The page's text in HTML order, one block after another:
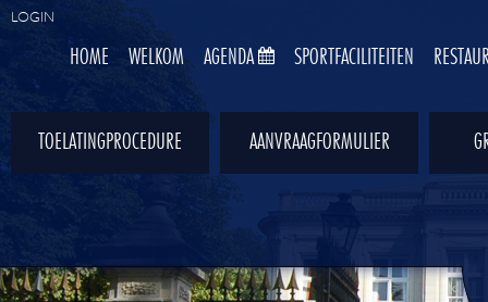
LOGIN
HOME WELKOM AGENDA SPORTFACILITEITEN
TOELATINGPROCEDURE AANVRAAGFORMULIER